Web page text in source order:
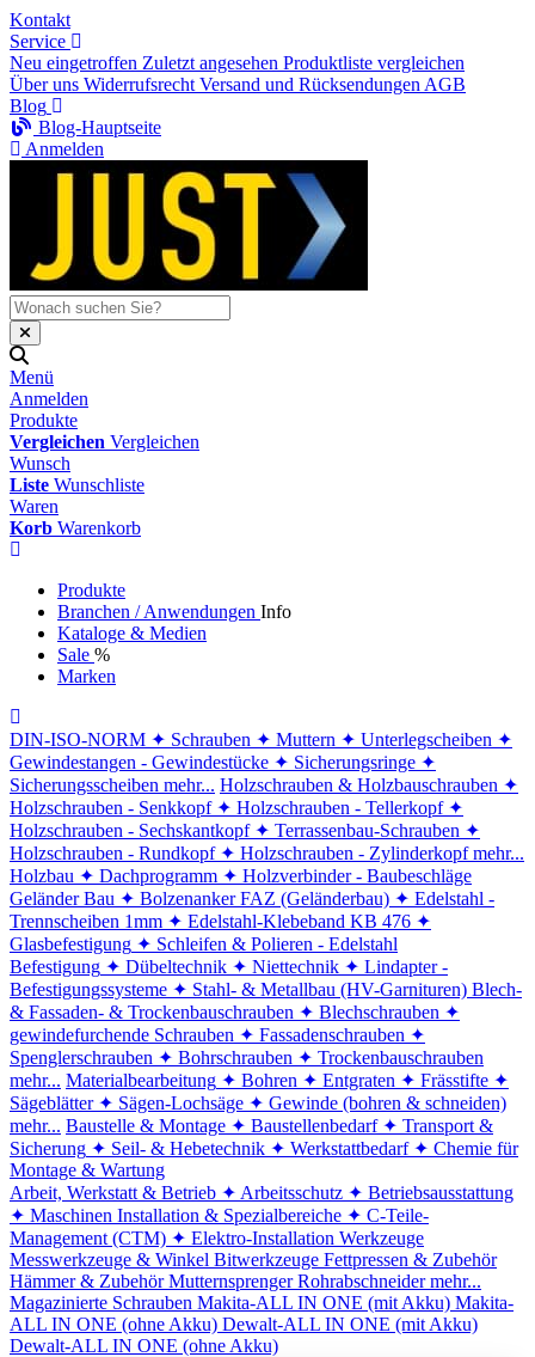
Kontakt
Service
Neu eingetroffen Zuletzt angesehen Produktliste vergleichen
Über uns Widerrufsrecht Versand und Rücksendungen AGB
Blog
Blog-Hauptseite
Anmelden
Menü
Anmelden
Produkte
Vergleichen Vergleichen
Wunsch
Liste Wunschliste
Waren
Korb Warenkorb
Produkte
Branchen / Anwendungen Info
Kataloge & Medien
Sale %
Marken
DIN-ISO-NORM ✦ Schrauben ✦ Muttern ✦ Unterlegscheiben ✦
Gewindestangen - Gewindestücke ✦ Sicherungsringe ✦
Sicherungsscheiben mehr... Holzschrauben & Holzbauschrauben ✦
Holzschrauben - Senkkopf ✦ Holzschrauben - Tellerkopf ✦
Holzschrauben - Sechskantkopf ✦ Terrassenbau-Schrauben ✦
Holzschrauben - Rundkopf ✦ Holzschrauben - Zylinderkopf mehr...
Holzbau ✦ Dachprogramm ✦ Holzverbinder - Baubeschläge
Geländer Bau ✦ Bolzenanker FAZ (Geländerbau) ✦ Edelstahl -
Trennscheiben 1mm ✦ Edelstahl-Klebeband KB 476 ✦
Glasbefestigung ✦ Schleifen & Polieren - Edelstahl
Befestigung ✦ Dübeltechnik ✦ Niettechnik ✦ Lindapter -
Befestigungssysteme ✦ Stahl- & Metallbau (HV-Garnituren) Blech-
& Fassaden- & Trockenbauschrauben ✦ Blechschrauben ✦
gewindefurchende Schrauben ✦ Fassadenschrauben ✦
Spenglerschrauben ✦ Bohrschrauben ✦ Trockenbauschrauben
mehr... Materialbearbeitung ✦ Bohren ✦ Entgraten ✦ Frässtifte ✦
Sägeblätter ✦ Sägen-Lochsäge ✦ Gewinde (bohren & schneiden)
mehr... Baustelle & Montage ✦ Baustellenbedarf ✦ Transport &
Sicherung ✦ Seil- & Hebetechnik ✦ Werkstattbedarf ✦ Chemie für
Montage & Wartung
Arbeit, Werkstatt & Betrieb ✦ Arbeitsschutz ✦ Betriebsausstattung
✦ Maschinen Installation & Spezialbereiche ✦ C-Teile-
Management (CTM) ✦ Elektro-Installation Werkzeuge
Messwerkzeuge & Winkel Bitwerkzeuge Fettpressen & Zubehör
Hämmer & Zubehör Mutternsprenger Rohrabschneider mehr...
Magazinierte Schrauben Makita-ALL IN ONE (mit Akku) Makita-
ALL IN ONE (ohne Akku) Dewalt-ALL IN ONE (mit Akku)
Dewalt-ALL IN ONE (ohne Akku)